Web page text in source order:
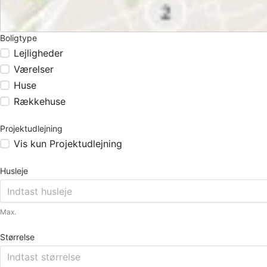
Boligtype
Lejligheder
Værelser
Huse
Rækkehuse
Projektudlejning
Vis kun Projektudlejning
Husleje
Max.
Størrelse